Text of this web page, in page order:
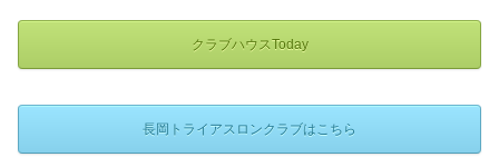
クラブハウスToday
長岡トライアスロンクラブはこちら